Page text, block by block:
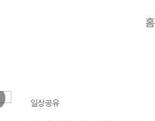
홈
일상공유